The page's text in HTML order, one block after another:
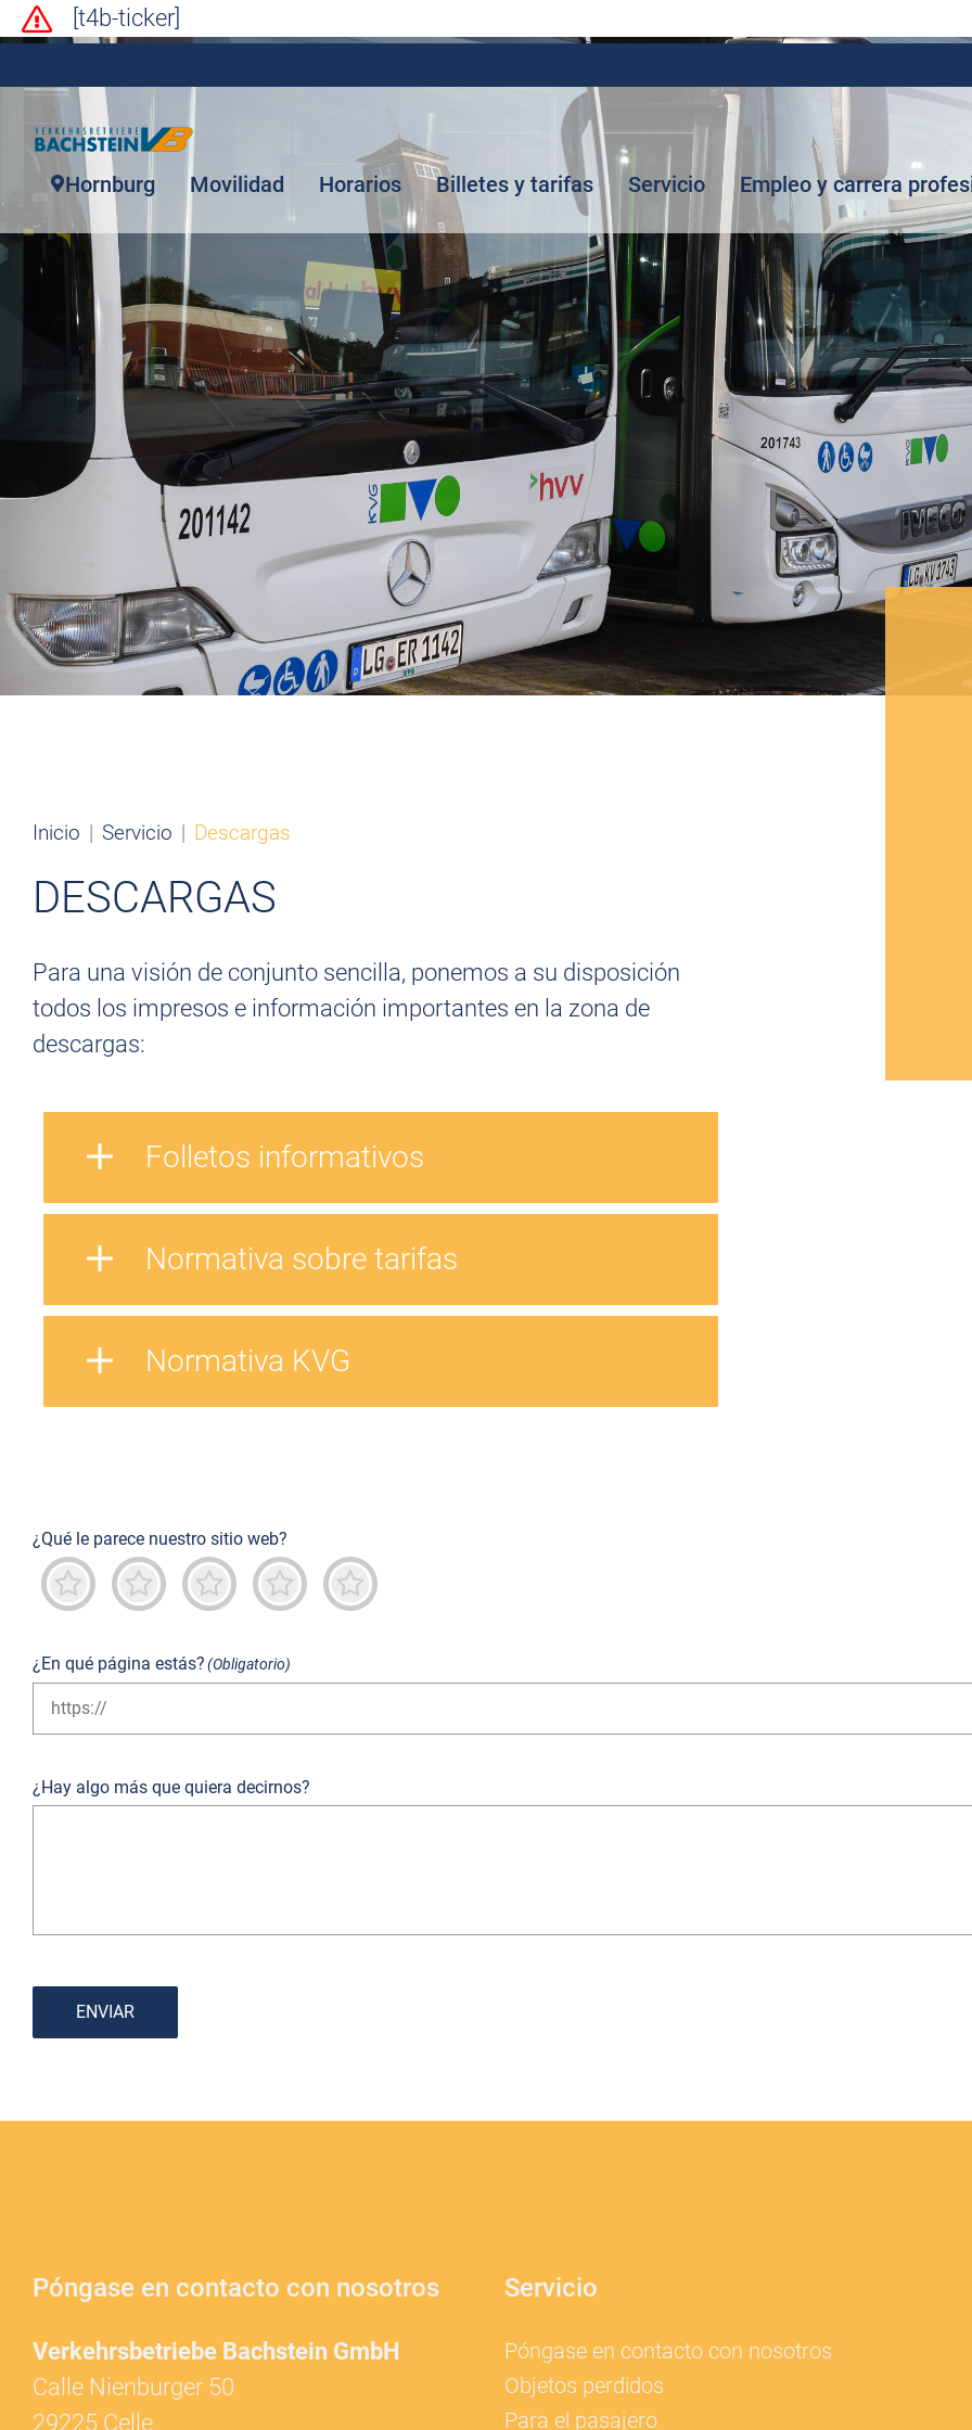
[t4b-ticker]
Hornburg Movilidad Horarios Billetes y tarifas Servicio Empleo y carrera
Inicio Servicio Descargas
DESCARGAS
Para una visión de conjunto sencilla, ponemos a su disposición
todos los impresos e información importantes en la zona de
descargas:
Folletos informativos
Normativa sobre tarifas
Normativa KVG
¿Qué le parece nuestro sitio web?
Destacado
Predominantemente bueno
Neutro
No es bueno
Terrible
¿En qué página estás?(Obligatorio)
¿Hay algo más que quiera decirnos?
ENVIAR
Póngase en contacto con nosotros
Verkehrsbetriebe Bachstein GmbH
Calle Nienburger 50
29225 Celle
Servicio
Póngase en contacto con nosotros
Objetos perdidos
Para el pasajero